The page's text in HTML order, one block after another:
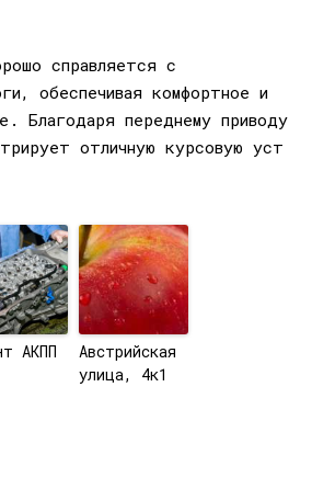
справляется с
обеспечивая комфортное и
Благодаря переднему приводу
отличную курсовую уст
АКПП
Австрийская
улица, 4к1